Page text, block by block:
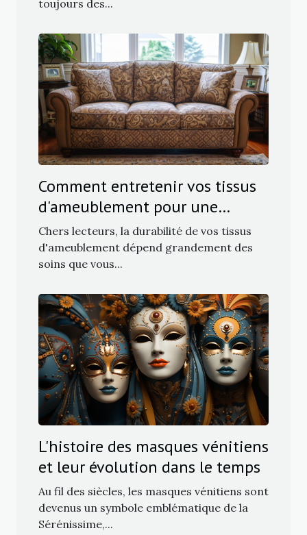
toujours des...
Comment entretenir vos tissus
d'ameublement pour une
longévité maximale
Chers lecteurs, la durabilité de vos tissus
d'ameublement dépend grandement des
soins que vous...
L'histoire des masques vénitiens
et leur évolution dans le temps
Au fil des siècles, les masques vénitiens sont
devenus un symbole emblématique de la
Sérénissime,...